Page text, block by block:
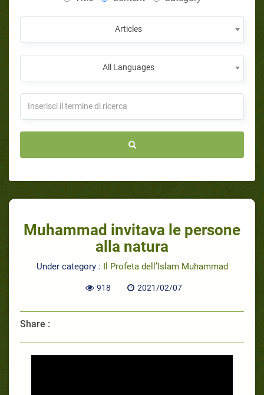
Articles
All Languages
Muhammad invitava le persone
alla natura
Under category : Il Profeta dell’Islam Muhammad
918 2021/02/07
Share :